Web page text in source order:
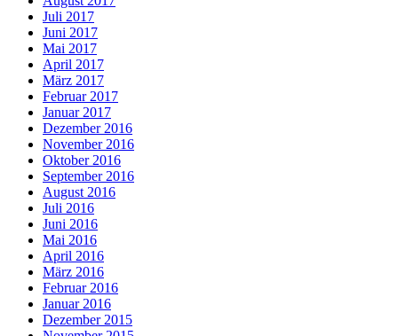
Juli 2017
Juni 2017
Mai 2017
April 2017
März 2017
Februar 2017
Januar 2017
Dezember 2016
November 2016
Oktober 2016
September 2016
August 2016
Juli 2016
Juni 2016
Mai 2016
April 2016
März 2016
Februar 2016
Januar 2016
Dezember 2015